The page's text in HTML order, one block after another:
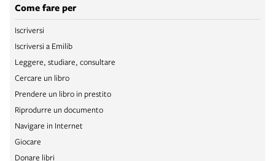
Come fare per
Iscriversi
Iscriversi a Emilib
Leggere, studiare, consultare
Cercare un libro
Prendere un libro in prestito
Riprodurre un documento
Navigare in Internet
Giocare
Donare libri